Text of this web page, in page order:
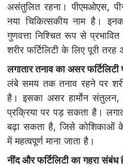
असंतुलित रहना। पीएमओएस,
नया चिकित्सकीय नाम है।
गुणवत्ता निश्चित रूप से
शरीर फर्टिलिटी के लिए पूरी
लगातार तनाव का असर
लंबे समय तक तनाव रहने पर
है। इसका असर हार्मोन
प्रक्रिया पर पड़ सकता है।
बढ़ा सकता है, जिसे कोशिकाओं
में महत्वपूर्ण माना जाता है।
नींद और फर्टिलिटी का गहरा संबंध